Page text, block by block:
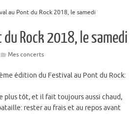
au Pont du Rock 2018, le samedi
du Rock 2018, le samedi
Mes concerts
édition du Festival au Pont du Rock:
plus tôt, et il fait toujours aussi chaud,
rester au frais et au repos avant